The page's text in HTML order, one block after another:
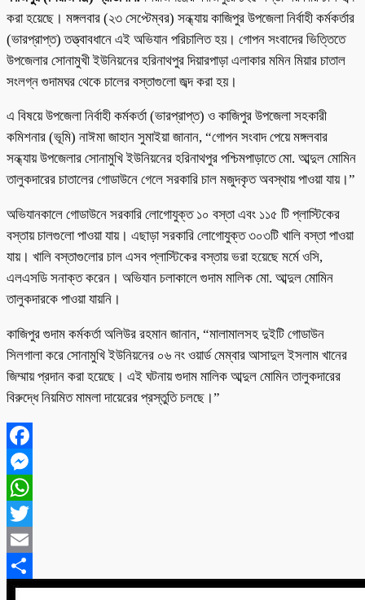
করা হয়েছে। মঙ্গলবার (২৩ সেপ্টেম্বর) সন্ধ্যায় কাজিপুর উপজেলা নির্বাহী কর্মকর্তার
(ভারপ্রাপ্ত) তত্ত্বাবধানে এই অভিযান পরিচালিত হয়। গোপন সংবাদের ভিত্তিতে
উপজেলার সোনামুখী ইউনিয়নের হরিনাথপুর দিয়ারপাড়া এলাকার মমিন মিয়ার চাতাল
সংলগ্ন গুদামঘর থেকে চালের বস্তাগুলো জব্দ করা হয়।
এ বিষয়ে উপজেলা নির্বাহী কর্মকর্তা (ভারপ্রাপ্ত) ও কাজিপুর উপজেলা সহকারী
কমিশনার (ভূমি) নাঈমা জাহান সুমাইয়া জানান, “গোপন সংবাদ পেয়ে মঙ্গলবার
সন্ধ্যায় উপজেলার সোনামুখি ইউনিয়নের হরিনাথপুর পশ্চিমপাড়াতে মো. আব্দুল মোমিন
তালুকদারের চাতালের গোডাউনে গেলে সরকারি চাল মজুদকৃত অবস্থায় পাওয়া যায়।”
অভিযানকালে গোডাউনে সরকারি লোগোযুক্ত ১০ বস্তা এবং ১১৫ টি প্লাস্টিকের
বস্তায় চালগুলো পাওয়া যায়। এছাড়া সরকারি লোগোযুক্ত ৩০৩টি খালি বস্তা পাওয়া
যায়। খালি বস্তাগুলোর চাল এসব প্লাস্টিকের বস্তায় ভরা হয়েছে মর্মে ওসি,
এলএসডি সনাক্ত করেন। অভিযান চলাকালে গুদাম মালিক মো. আব্দুল মোমিন
তালুকদারকে পাওয়া যায়নি।
কাজিপুর গুদাম কর্মকর্তা অলিউর রহমান জানান, “মালামালসহ দুইটি গোডাউন
সিলগালা করে সোনামুখি ইউনিয়নের ০৬ নং ওয়ার্ড মেম্বার আসাদুল ইসলাম খানের
জিম্মায় প্রদান করা হয়েছে। এই ঘটনায় গুদাম মালিক আব্দুল মোমিন তালুকদারের
বিরুদ্ধে নিয়মিত মামলা দায়েরের প্রস্তুতি চলছে।”
Facebook
Messenger
WhatsApp
Twitter
Email
Share